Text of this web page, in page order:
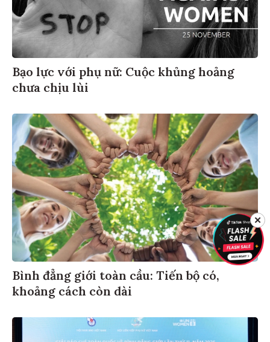
Bạo lực với phụ nữ: Cuộc khủng hoảng
chưa chịu lùi
Bình đẳng giới toàn cầu: Tiến bộ có,
khoảng cách còn dài
✕